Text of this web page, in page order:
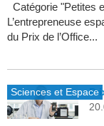
Catégorie "Petites
L’entrepreneuse
du Prix de l’Office...
Sciences et Espace